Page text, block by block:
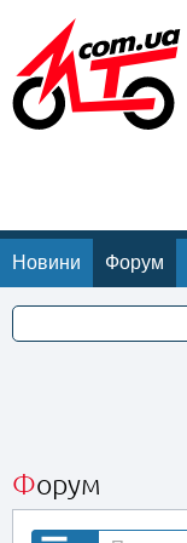
Новини Форум
Форум